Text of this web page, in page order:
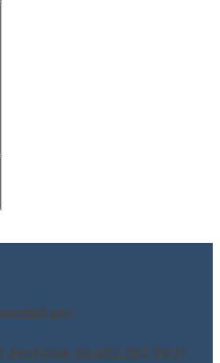
per
gestione qualità ISO 9001